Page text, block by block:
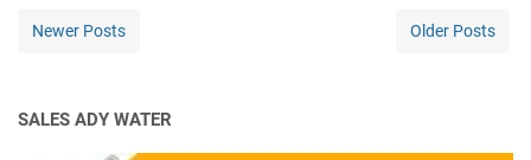
Newer Posts Older Posts
SALES ADY WATER